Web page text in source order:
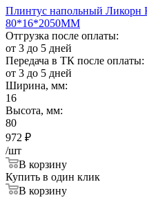
Плинтус напольный
80*16*2050ММ
Отгрузка после оплаты:
от 3 до 5 дней
Передача в ТК после оплаты:
от 3 до 5 дней
Ширина, мм:
16
Высота, мм:
80
972 ₽
/шт
В корзину
Купить в один клик
В корзину